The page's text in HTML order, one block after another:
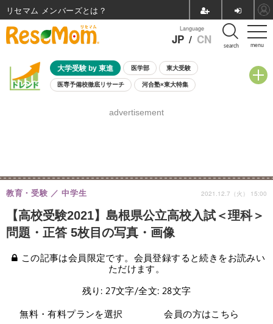
menu
Language
JP / CN search
大学受験 by 東進 医学部 東大受験
医専予備校徹底リサーチ 河合塾×東大特集
8月開催学校説明会・相談会
advertisement
【高校受験2021】島根県公立高校入試＜理科＞
問題・正答 5枚目の写真・画像
教育・受験 中学生 2021.12.7（火） 15:00
この記事は会員限定です。会員登録すると続きをお読みい
ただけます。
残り: 27文字/全文: 28文字
無料・有料プランを選択
会員の方はこちら
リセマム メンバーズ